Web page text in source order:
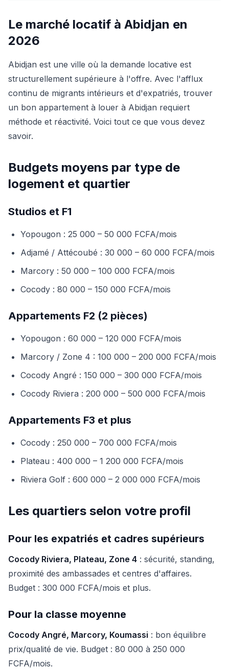
Le marché locatif à Abidjan en
2026
Abidjan est une ville où la demande locative est
structurellement supérieure à l'offre. Avec l'afflux
continu de migrants intérieurs et d'expatriés, trouver
un bon appartement à louer à Abidjan requiert
méthode et réactivité. Voici tout ce que vous devez
savoir.
Budgets moyens par type de
logement et quartier
Studios et F1
Yopougon : 25 000 – 50 000 FCFA/mois
Adjamé / Attécoubé : 30 000 – 60 000 FCFA/mois
Marcory : 50 000 – 100 000 FCFA/mois
Cocody : 80 000 – 150 000 FCFA/mois
Appartements F2 (2 pièces)
Yopougon : 60 000 – 120 000 FCFA/mois
Marcory / Zone 4 : 100 000 – 200 000 FCFA/mois
Cocody Angré : 150 000 – 300 000 FCFA/mois
Cocody Riviera : 200 000 – 500 000 FCFA/mois
Appartements F3 et plus
Cocody : 250 000 – 700 000 FCFA/mois
Plateau : 400 000 – 1 200 000 FCFA/mois
Riviera Golf : 600 000 – 2 000 000 FCFA/mois
Les quartiers selon votre profil
Pour les expatriés et cadres supérieurs
Cocody Riviera, Plateau, Zone 4 : sécurité, standing,
proximité des ambassades et centres d'affaires.
Budget : 300 000 FCFA/mois et plus.
Pour la classe moyenne
Cocody Angré, Marcory, Koumassi : bon équilibre
prix/qualité de vie. Budget : 80 000 à 250 000
FCFA/mois.